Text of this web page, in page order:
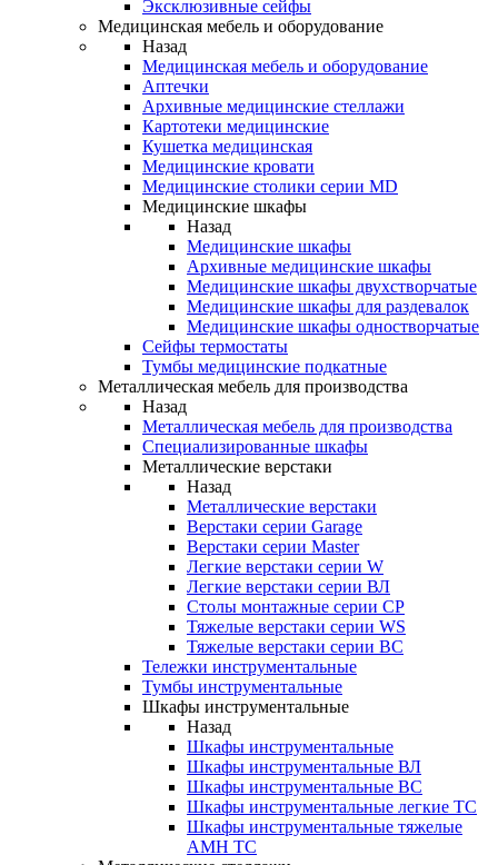
Эксклюзивные сейфы
Медицинская мебель и оборудование
Назад
Медицинская мебель и оборудование
Аптечки
Архивные медицинские стеллажи
Картотеки медицинские
Кушетка медицинская
Медицинские кровати
Медицинские столики серии MD
Медицинские шкафы
Назад
Медицинские шкафы
Архивные медицинские шкафы
Медицинские шкафы двухстворчатые
Медицинские шкафы для раздевалок
Медицинские шкафы одностворчатые
Сейфы термостаты
Тумбы медицинские подкатные
Металлическая мебель для производства
Назад
Металлическая мебель для производства
Cпециализированные шкафы
Металлические верстаки
Назад
Металлические верстаки
Верстаки серии Garage
Верстаки серии Master
Легкие верстаки серии W
Легкие верстаки серии ВЛ
Столы монтажные серии СР
Тяжелые верстаки серии WS
Тяжелые верстаки серии ВС
Тележки инструментальные
Тумбы инструментальные
Шкафы инструментальные
Назад
Шкафы инструментальные
Шкафы инструментальные ВЛ
Шкафы инструментальные ВС
Шкафы инструментальные легкие ТС
Шкафы инструментальные тяжелые
AMH TC